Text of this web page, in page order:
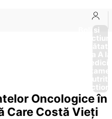
Boli si
Afectiuni
Sănătate
de la A
Oncologice în
Care Costă Vieți